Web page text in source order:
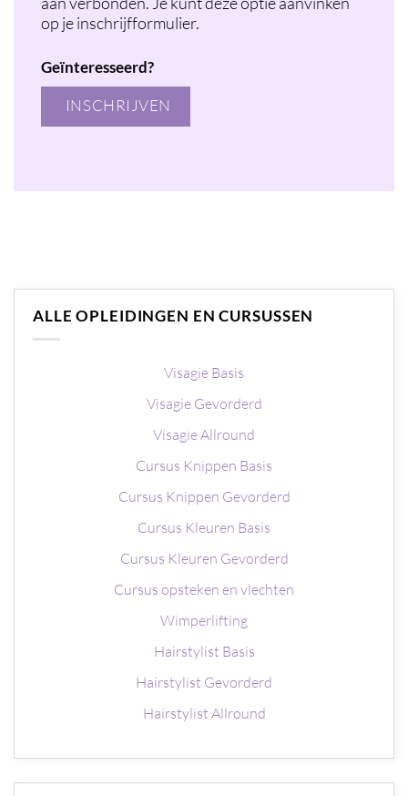
op je inschrijfformulier.
Geïnteresseerd?
INSCHRIJVEN
ALLE OPLEIDINGEN EN CURSUSSEN
Visagie Basis
Visagie Gevorderd
Visagie Allround
Cursus Knippen Basis
Cursus Knippen Gevorderd
Cursus Kleuren Basis
Cursus Kleuren Gevorderd
Cursus opsteken en vlechten
Wimperlifting
Hairstylist Basis
Hairstylist Gevorderd
Hairstylist Allround